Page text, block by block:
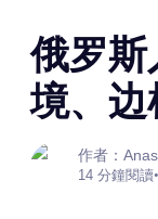
俄罗斯
境、边
作者：
14 分鐘閱讀•